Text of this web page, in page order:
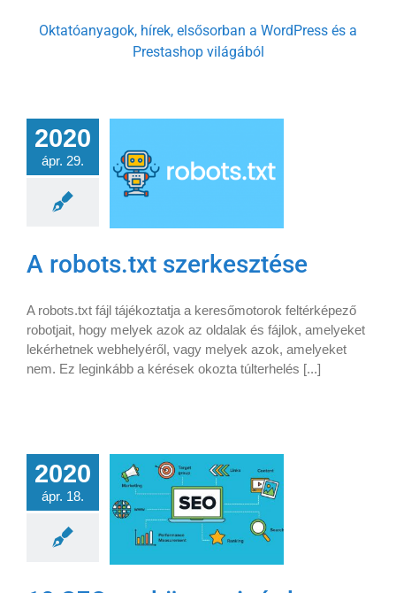
Oktatóanyagok, hírek, elsősorban a WordPress és a
Prestashop világából
2020
ápr. 29.
A robots.txt szerkesztése
A robots.txt fájl tájékoztatja a keresőmotorok feltérképező
robotjait, hogy melyek azok az oldalak és fájlok, amelyeket
lekérhetnek webhelyéről, vagy melyek azok, amelyeket
nem. Ez leginkább a kérések okozta túlterhelés [...]
2020
ápr. 18.